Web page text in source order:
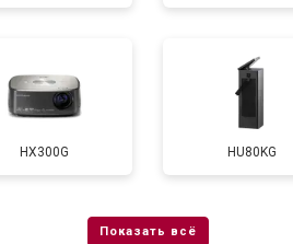
HX300G HU80KG